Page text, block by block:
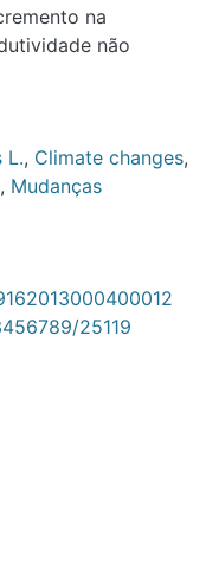
,Climate changes
climáticas
25119